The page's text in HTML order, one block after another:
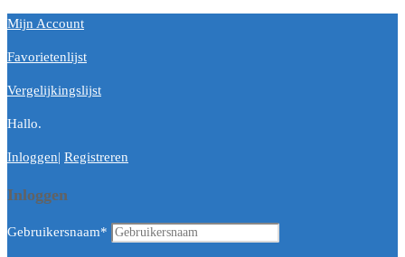
Mijn Account
Favorietenlijst
Vergelijkingslijst
Hallo.
Inloggen| Registreren
Inloggen
Gebruikersnaam*